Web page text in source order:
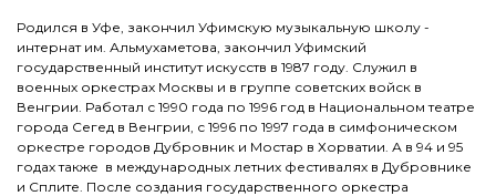
Родился в Уфе, закончил Уфимскую музыкальную школу -
интернат им. Альмухаметова, закончил Уфимский
государственный институт искусств в 1987 году. Служил в
военных оркестрах Москвы и в группе советских войск в
Венгрии. Работал с 1990 года по 1996 год в Национальном театре
города Сегед в Венгрии, с 1996 по 1997 года в симфоническом
оркестре городов Дубровник и Мостар в Хорватии. А в 94 и 95
годах также в международных летних фестивалях в Дубровнике
и Сплите. После создания государственного оркестра